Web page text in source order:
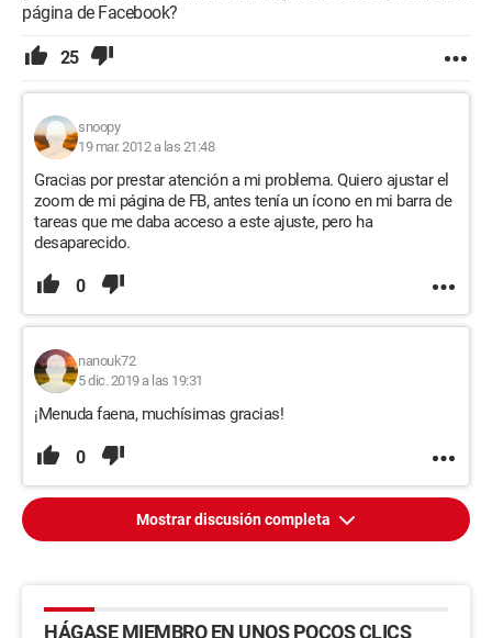
página de Facebook?
25
snoopy
19 mar. 2012 a las 21:48
Gracias por prestar atención a mi problema. Quiero ajustar el
zoom de mi página de FB, antes tenía un ícono en mi barra de
tareas que me daba acceso a este ajuste, pero ha
desaparecido.
0
nanouk72
5 dic. 2019 a las 19:31
¡Menuda faena, muchísimas gracias!
0
Mostrar discusión completa
HÁGASE MIEMBRO EN UNOS POCOS CLICS